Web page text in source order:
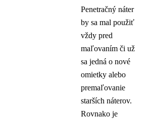
Penetračný náter
by sa mal použiť
vždy pred
maľovaním či už
sa jedná o nové
omietky alebo
premaľovanie
starších náterov.
Rovnako je